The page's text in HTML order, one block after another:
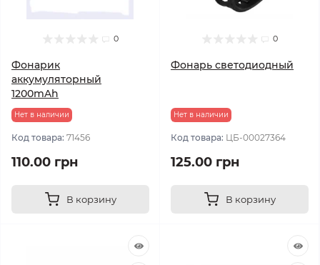
0
Фонарик
аккумуляторный
1200mAh
Нет в наличии
Код товара: 71456
110.00 грн
В корзину
0
Фонарь светодиодный
Нет в наличии
Код товара: ЦБ-00027364
125.00 грн
В корзину